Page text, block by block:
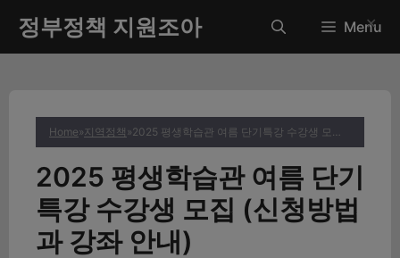
츠
정부정책 지원조아 Menu
Home»지역정책 » 2025 평생학습관 여름 단기특강 수강생 모집 (신청방법과 강좌 안내)
2025 평생학습관 여름 단기
특강 수강생 모집 (신청방법
과 강좌 안내)
✕